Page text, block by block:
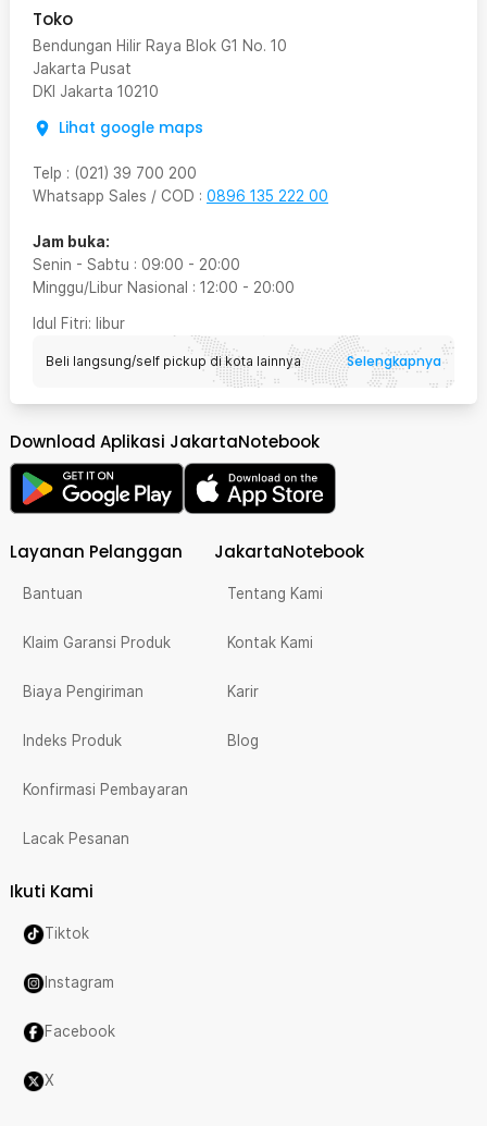
Toko
Bendungan Hilir Raya Blok G1 No. 10
Jakarta Pusat
DKI Jakarta 10210
Lihat google maps
Telp : (021) 39 700 200
Whatsapp Sales / COD : 0896 135 222 00
Jam buka:
Senin - Sabtu : 09:00 - 20:00
Minggu/Libur Nasional : 12:00 - 20:00
Idul Fitri: libur
Beli langsung/self pickup di kota lainnya Selengkapnya
Download Aplikasi JakartaNotebook
Layanan Pelanggan
Bantuan
Klaim Garansi Produk
Biaya Pengiriman
Indeks Produk
Konfirmasi Pembayaran
Lacak Pesanan
JakartaNotebook
Tentang Kami
Kontak Kami
Karir
Blog
Ikuti Kami
Tiktok
Instagram
Facebook
X